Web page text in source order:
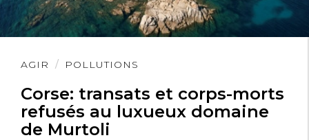
AGIR POLLUTIONS
Corse: transats et corps-morts
refusés au luxueux domaine
de Murtoli
Lire